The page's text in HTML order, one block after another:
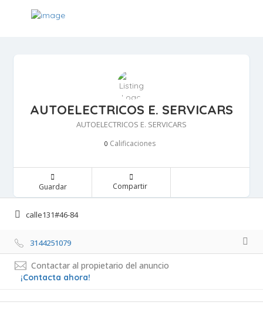
AUTOELECTRICOS E. SERVICARS
AUTOELECTRICOS E. SERVICARS
0 Calificaciones
Guardar Compartir
calle131#46-84
3144251079
Contactar al propietario del anuncio
¡Contacta ahora!